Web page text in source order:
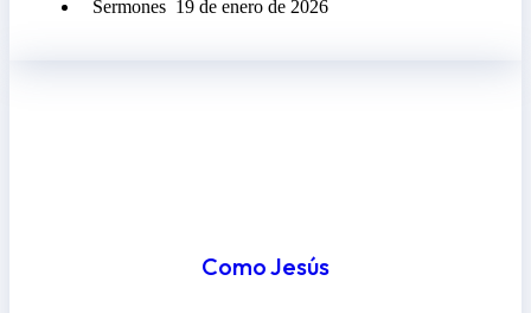
Sermones 19 de enero de 2026
Como Jesús